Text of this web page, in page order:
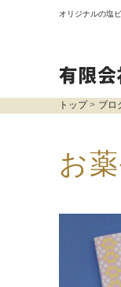
オリジナルの塩
トップ ブロ
お